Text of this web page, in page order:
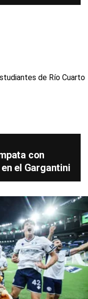
con
el Gargantini